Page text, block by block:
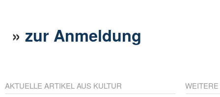
»zur Anmeldung
AKTUELLE ARTIKEL AUS KULTUR